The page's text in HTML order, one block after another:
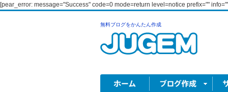
[pear_error: message="Success" code=0 mode=return level=notice prefix=""
無料ブログをかんたん作成